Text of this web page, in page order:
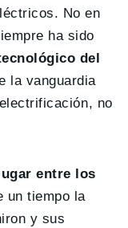
No en
ha sido
del
la vanguardia
no
entre los
un tiempo la
y sus